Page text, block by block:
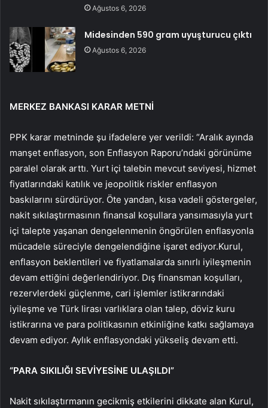
Ağustos 6, 2026
Midesinden 590 gram uyuşturucu çıktı
Ağustos 6, 2026
MERKEZ BANKASI KARAR METNİ
PPK karar metninde şu ifadelere yer verildi: “Aralık ayında
manşet enflasyon, son Enflasyon Raporu’ndaki görünüme
paralel olarak arttı. Yurt içi talebin mevcut seviyesi, hizmet
fiyatlarındaki katılık ve jeopolitik riskler enflasyon
baskılarını sürdürüyor. Öte yandan, kısa vadeli göstergeler,
nakit sıkılaştırmasının finansal koşullara yansımasıyla yurt
içi talepte yaşanan dengelenmenin öngörülen enflasyonla
mücadele süreciyle dengelendiğine işaret ediyor.Kurul,
enflasyon beklentileri ve fiyatlamalarda sınırlı iyileşmenin
devam ettiğini değerlendiriyor. Dış finansman koşulları,
rezervlerdeki güçlenme, cari işlemler istikrarındaki
iyileşme ve Türk lirası varlıklara olan talep, döviz kuru
istikrarına ve para politikasının etkinliğine katkı sağlamaya
devam ediyor. Aylık enflasyondaki yükseliş devam etti.
“PARA SIKILIĞI SEVİYESİNE ULAŞILDI”
Nakit sıkılaştırmanın gecikmiş etkilerini dikkate alan Kurul,